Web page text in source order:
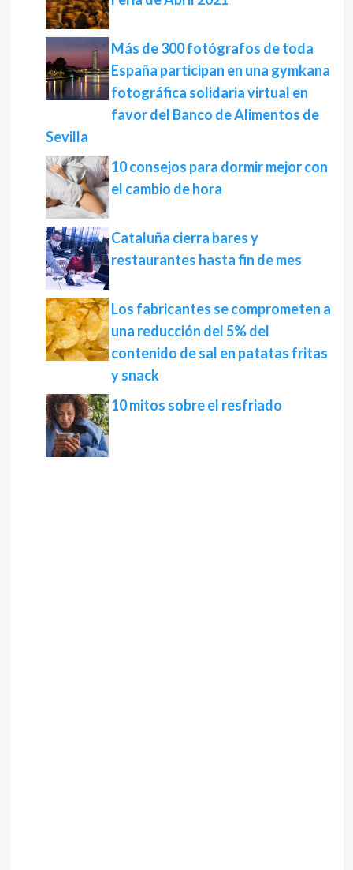
Más de 300 fotógrafos de toda
España participan en una gymkana
fotográfica solidaria virtual en
favor del Banco de Alimentos de
Sevilla
10 consejos para dormir mejor con
el cambio de hora
Cataluña cierra bares y
restaurantes hasta fin de mes
Los fabricantes se comprometen a
una reducción del 5% del
contenido de sal en patatas fritas
y snack
10 mitos sobre el resfriado